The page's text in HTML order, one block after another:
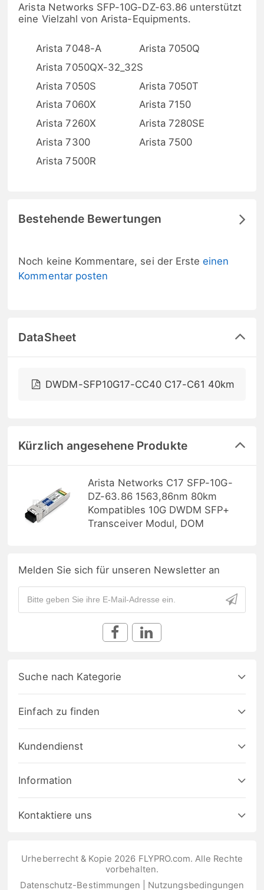
Arista Networks SFP-10G-DZ-63.86 unterstützt
eine Vielzahl von Arista-Equipments.
Arista 7048-A
Arista 7050Q
Arista 7050QX-32_32S
Arista 7050S
Arista 7050T
Arista 7060X
Arista 7150
Arista 7260X
Arista 7280SE
Arista 7300
Arista 7500
Arista 7500R
Bestehende Bewertungen
Noch keine Kommentare, sei der Ersteeinen
Kommentar posten
DataSheet
DWDM-SFP10G17-CC40 C17-C61 40km
Kürzlich angesehene Produkte
Arista Networks C17 SFP-10G-
DZ-63.86 1563,86nm 80km
Kompatibles 10G DWDM SFP+
Transceiver Modul, DOM
Melden Sie sich für unseren Newsletter an
Suche nach Kategorie
Einfach zu finden
Kundendienst
Information
Kontaktiere uns
Urheberrecht & Kopie 2026 FLYPRO.com. Alle Rechte
vorbehalten.
Datenschutz-Bestimmungen
Nutzungsbedingungen